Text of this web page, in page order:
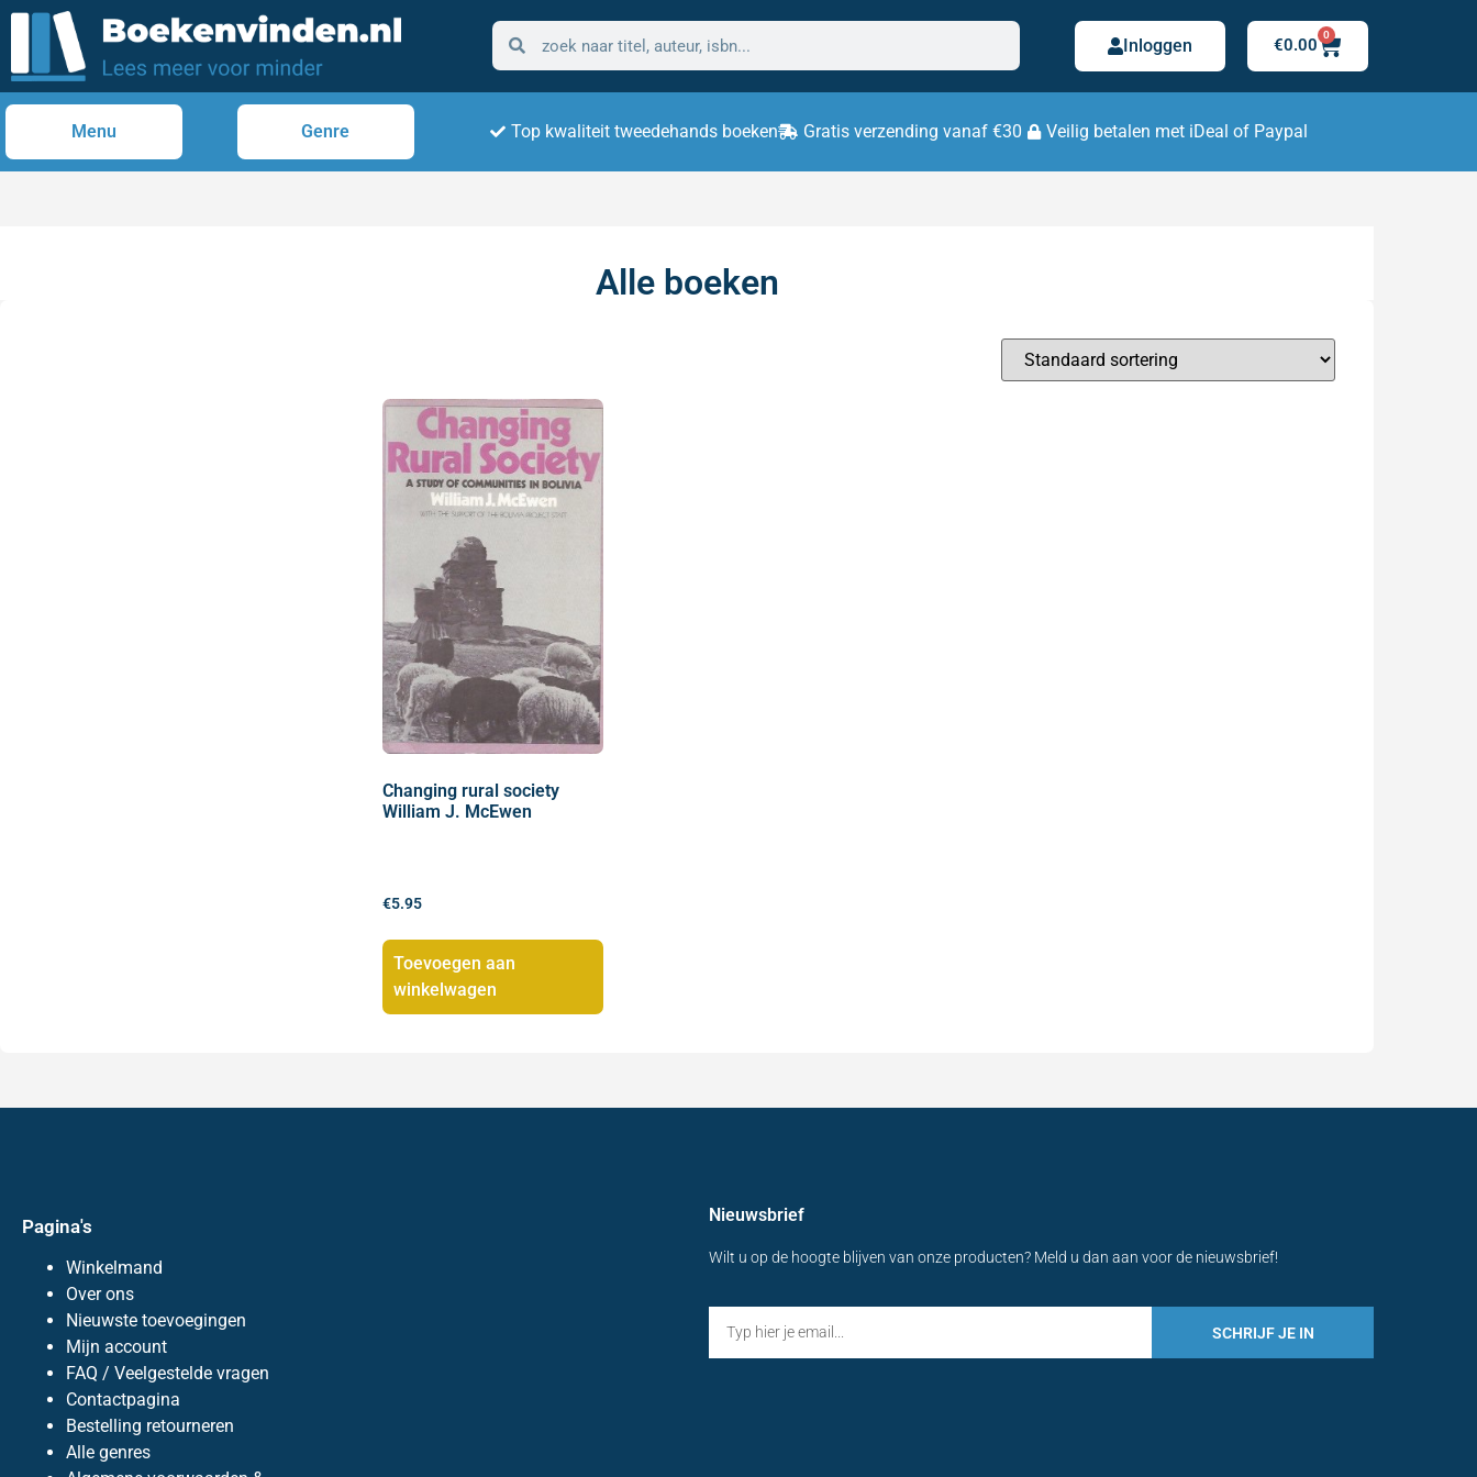
Inloggen €0.00
0
Menu Genre Top kwaliteit tweedehands boeken Gratis verzending vanaf €30 Veilig betalen met iDeal of Paypal
Alle boeken
Changing rural society
William J. McEwen
€5.95
Toevoegen aan
winkelwagen
Pagina's
Winkelmand
Over ons
Nieuwste toevoegingen
Mijn account
FAQ / Veelgestelde vragen
Contactpagina
Bestelling retourneren
Alle genres
Nieuwsbrief
Wilt u op de hoogte blijven van onze producten? Meld u dan aan voor de nieuwsbrief!
SCHRIJF JE IN